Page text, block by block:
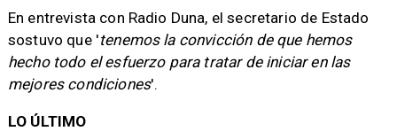
En entrevista con Radio Duna, el secretario de Estado
sostuvo que 'tenemos la convicción de que hemos
hecho todo el esfuerzo para tratar de iniciar en las
mejores condiciones'.
LO ÚLTIMO